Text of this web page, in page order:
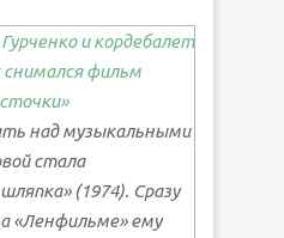
и кордебалет
снимался фильм
над музыкальными
стала
(1974). Сразу
«Ленфильме» ему